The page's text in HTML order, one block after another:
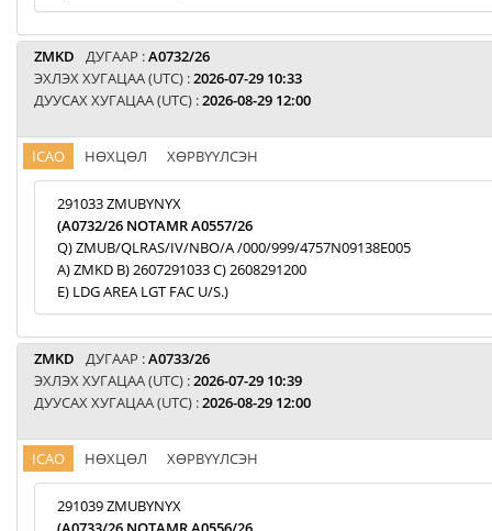
ZMKD ДУГААР :A0732/26
ЭХЛЭХ ХУГАЦАА (UTC) :2026-07-29 10:33
ДУУСАХ ХУГАЦАА (UTC) :2026-08-29 12:00
ICAO НӨХЦӨЛ ХӨРВҮҮЛСЭН
291033 ZMUBYNYX
(A0732/26 NOTAMR A0557/26
Q) ZMUB/QLRAS/IV/NBO/A /000/999/4757N09138E005
A) ZMKD B) 2607291033 C) 2608291200
E) LDG AREA LGT FAC U/S.)
ZMKD ДУГААР :A0733/26
ЭХЛЭХ ХУГАЦАА (UTC) :2026-07-29 10:39
ДУУСАХ ХУГАЦАА (UTC) :2026-08-29 12:00
ICAO НӨХЦӨЛ ХӨРВҮҮЛСЭН
291039 ZMUBYNYX